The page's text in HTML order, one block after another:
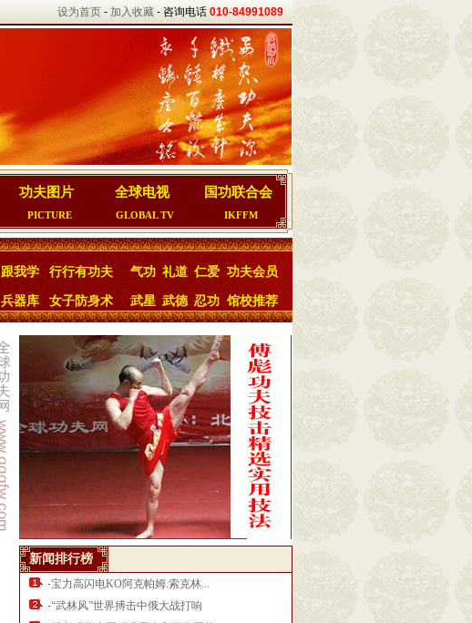
设为首页 - 加入收藏 - 咨询电话 010-84991089
功夫图片
PICTURE
全球电视
GLOBAL TV
国功联合会
IKFFM
跟我学 行行有功夫 气功 礼道 仁爱 功夫会员
兵器库 女子防身术 武星 武德 忍功 馆校推荐
新闻排行榜
·宝力高闪电KO阿克帕姆.索克林...
·“武林风”世界搏击中俄大战打响